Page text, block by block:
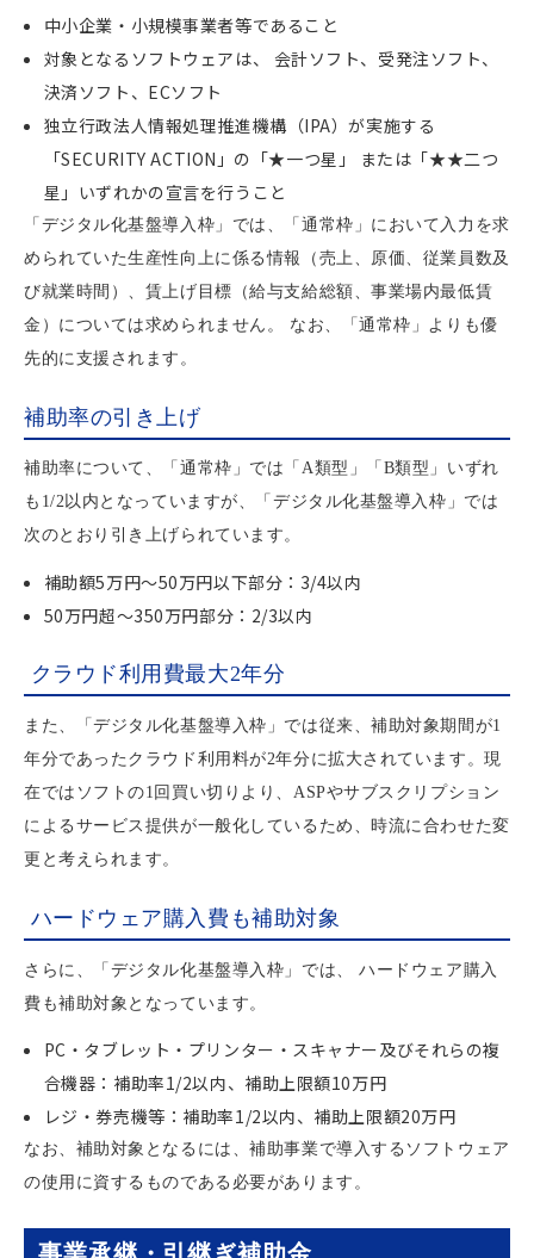
中小企業・小規模事業者等であること
対象となるソフトウェアは、 会計ソフト、受発注ソフト、
決済ソフト、ECソフト
独立行政法人情報処理推進機構（IPA）が実施する
「SECURITY ACTION」の「★一つ星」 または「★★二つ
星」いずれかの宣言を行うこと
「デジタル化基盤導入枠」では、「通常枠」において入力を求
められていた生産性向上に係る情報（売上、原価、従業員数及
び就業時間）、賃上げ目標（給与支給総額、事業場内最低賃
金）については求められません。 なお、「通常枠」よりも優
先的に支援されます。
補助率の引き上げ
補助率について、「通常枠」では「A類型」「B類型」いずれ
も1/2以内となっていますが、「デジタル化基盤導入枠」では
次のとおり引き上げられています。
補助額5万円～50万円以下部分：3/4以内
50万円超～350万円部分：2/3以内
クラウド利用費最大2年分
また、「デジタル化基盤導入枠」では従来、補助対象期間が1
年分であったクラウド利用料が2年分に拡大されています。現
在ではソフトの1回買い切りより、ASPやサブスクリプション
によるサービス提供が一般化しているため、時流に合わせた変
更と考えられます。
ハードウェア購入費も補助対象
さらに、「デジタル化基盤導入枠」では、 ハードウェア購入
費も補助対象となっています。
PC・タブレット・プリンター・スキャナー及びそれらの複
合機器：補助率1/2以内、補助上限額10万円
レジ・券売機等：補助率1/2以内、補助上限額20万円
なお、補助対象となるには、補助事業で導入するソフトウェア
の使用に資するものである必要があります。